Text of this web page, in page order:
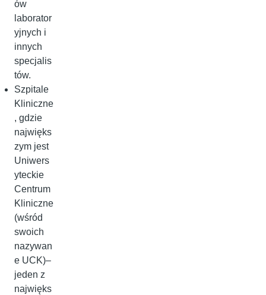
ów
laborator
yjnych i
innych
specjalis
tów.
Szpitale
Kliniczne
, gdzie
najwięks
zym jest
Uniwers
yteckie
Centrum
Kliniczne
(wśród
swoich
nazywan
e UCK)–
jeden z
najwięks